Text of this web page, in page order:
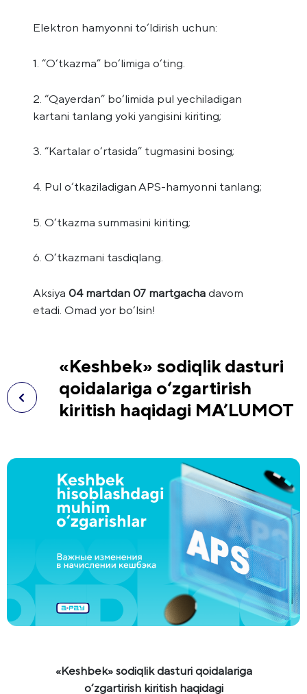
Elektron hamyonni to‘ldirish uchun:
1. “O‘tkazma” bo‘limiga o‘ting.
2. “Qayerdan” bo‘limida pul yechiladigan
kartani tanlang yoki yangisini kiriting;
3. “Kartalar o‘rtasida” tugmasini bosing;
4. Pul o‘tkaziladigan APS-hamyonni tanlang;
5. O‘tkazma summasini kiriting;
6. O‘tkazmani tasdiqlang.
Aksiya04 martdan 07 martgacha davom
etadi. Omad yor bo‘lsin!
«Keshbek» sodiqlik dasturi
qoidalariga o‘zgartirish
kiritish haqidagi MA’LUMOT
«Keshbek» sodiqlik dasturi qoidalariga
o‘zgartirish kiritish haqidagi